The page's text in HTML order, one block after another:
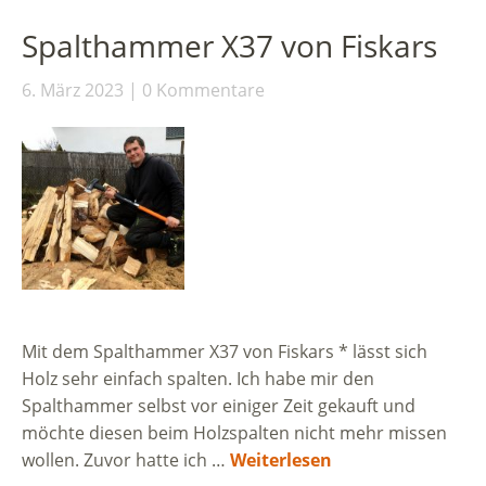
Spalthammer X37 von Fiskars
6. März 2023 0 Kommentare
Mit dem Spalthammer X37 von Fiskars * lässt sich
Holz sehr einfach spalten. Ich habe mir den
Spalthammer selbst vor einiger Zeit gekauft und
möchte diesen beim Holzspalten nicht mehr missen
wollen. Zuvor hatte ich … Weiterlesen